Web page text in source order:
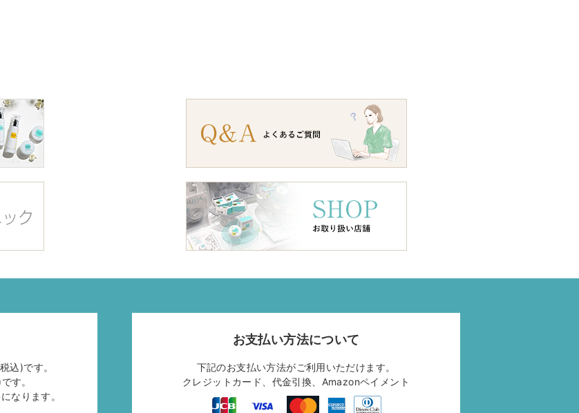
込)です。
す。
なります。
お支払い方法について
下記のお支払い方法がご利用いただけます。
クレジットカード、代金引換、Amazonペイメント